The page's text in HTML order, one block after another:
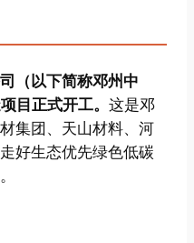
（以下简称邓州中
目正式开工。这是邓
集团、天山材料、河
好生态优先绿色低碳